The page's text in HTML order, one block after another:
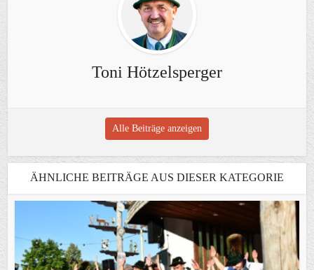
Toni Hötzelsperger
Alle Beiträge anzeigen
ÄHNLICHE BEITRÄGE AUS DIESER KATEGORIE